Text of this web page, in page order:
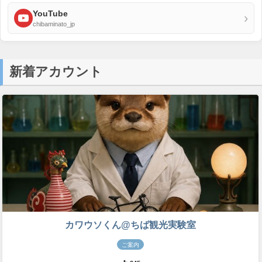
YouTube
chibaminato_jp ›
新着アカウント
カワウソくん@ちば観光実験室
ご案内